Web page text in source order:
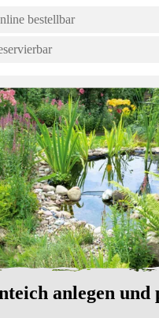
bestellbar
anlegen und